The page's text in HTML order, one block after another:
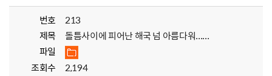
번호
213
제목
돌틈사이에 피어난 해국 넘 아름다워......
파일
조회수
2,194